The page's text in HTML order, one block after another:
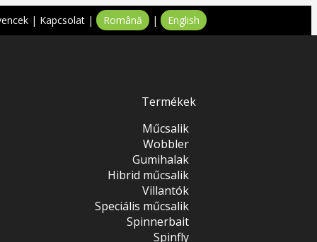
| Kapcsolat | Română | English
Termékek
Műcsalik
Wobbler
Gumihalak
Hibrid műcsalik
Villantók
Speciális műcsalik
Spinnerbait
Spinfly